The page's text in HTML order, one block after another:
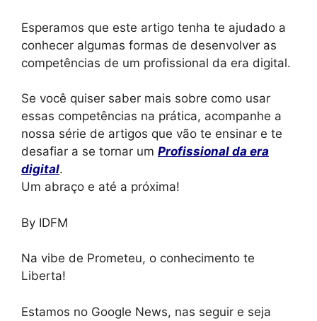
Esperamos que este artigo tenha te ajudado a
conhecer algumas formas de desenvolver as
competências de um profissional da era digital.
Se você quiser saber mais sobre como usar
essas competências na prática, acompanhe a
nossa série de artigos que vão te ensinar e te
desafiar a se tornar um Profissional da era
digital.
Um abraço e até a próxima!
By IDFM
Na vibe de Prometeu, o conhecimento te
Liberta!
Estamos no Google News, nas seguir e seja